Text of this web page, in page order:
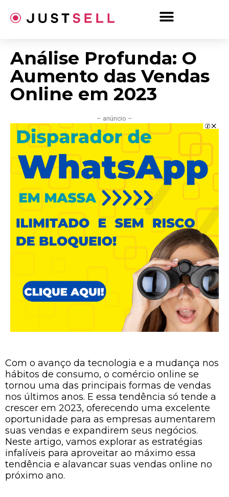
para
Análise Profunda: O
Aumento das Vendas
Online em 2023
– anúncio –
Com o avanço da tecnologia e a mudança nos
hábitos de consumo, o comércio online se
tornou uma das principais formas de vendas
nos últimos anos. E essa tendência só tende a
crescer em 2023, oferecendo uma excelente
oportunidade para as empresas aumentarem
suas vendas e expandirem seus negócios.
Neste artigo, vamos explorar as estratégias
infalíveis para aproveitar ao máximo essa
tendência e alavancar suas vendas online no
próximo ano.